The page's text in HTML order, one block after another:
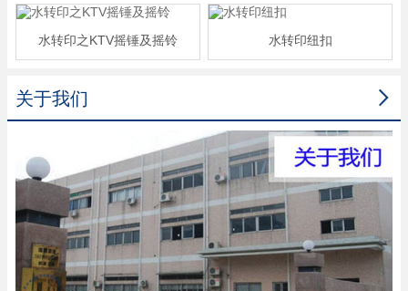
水转印之KTV摇锤及摇铃 水转印纽扣

关于我们